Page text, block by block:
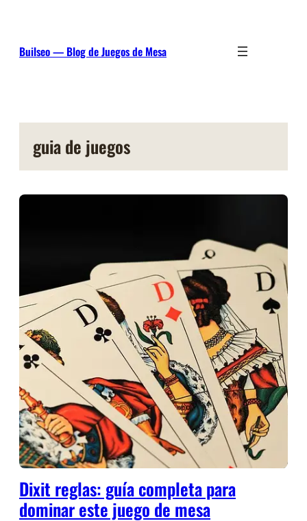
Builseo — Blog de Juegos de Mesa
guia de juegos
Dixit reglas: guía completa para
dominar este juego de mesa